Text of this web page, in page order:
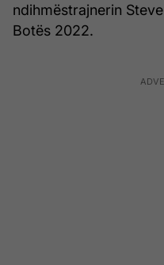
ndihmëstrajnerin
Botës 2022.